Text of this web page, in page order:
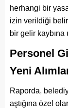
herhangi bir
izin verildiği
bir gelir kaybına
Personel
Yeni
Raporda,
aştığına özel